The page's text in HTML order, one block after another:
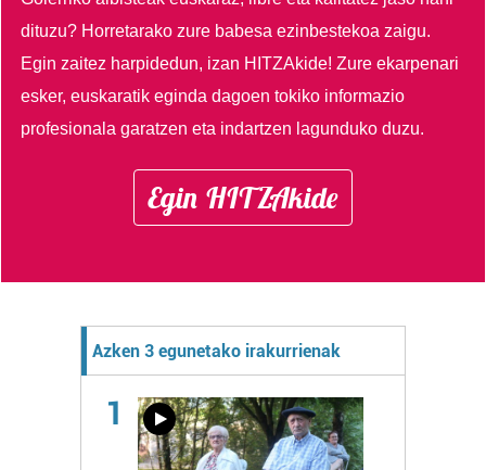
dituzu? Horretarako zure babesa ezinbestekoa zaigu.
Egin zaitez harpidedun, izan HITZAkide!Zure ekarpenari
esker, euskaratik eginda dagoen tokiko informazio
profesionala garatzen eta indartzen lagunduko duzu.
Egin HITZAkide
Azken 3 egunetako irakurrienak
1